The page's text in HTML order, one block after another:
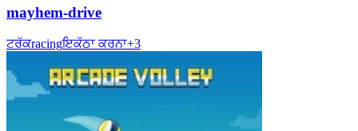
mayhem-drive
ਟਰੱਕracingਇਕੱਠਾ ਕਰਨਾ+3